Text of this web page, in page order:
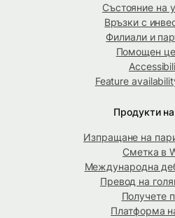
Състояние на
Връзки с
Филиали и
Помощен
Feature
Продукти
Изпращане на
Сметка в
Международна
Превод на
Получете
Платформа